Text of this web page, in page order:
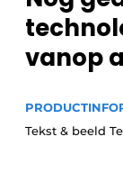
Privacy
Vacatures
Video’s
vanop
Tekst & beeld